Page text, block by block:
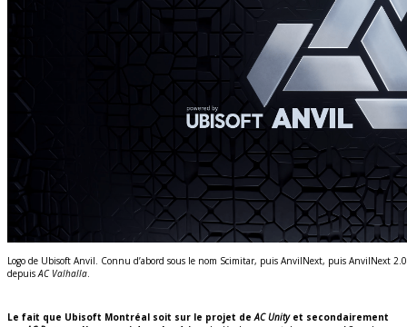
Logo de Ubisoft Anvil. Connu d’abord sous le nom Scimitar, puis AnvilNext, puis AnvilNext
depuis AC Valhalla
Le fait que Ubisoft Montréal soit sur le projet de AC Unityet secondairement